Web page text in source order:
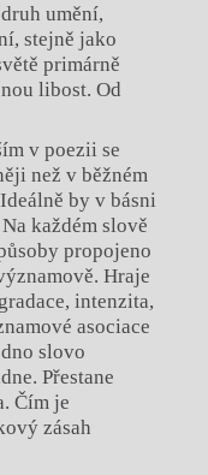
umění,
stejně jako
primárně
libost. Od
v poezii se
než v běžném
by v básni
každém slově
propojeno
Hraje
intenzita,
asociace
slovo
Přestane
Čím je
zásah